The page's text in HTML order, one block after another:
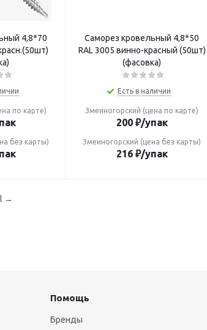
по карте)
без карты)
Саморез кровельный 4,8*50
RAL 3005 винно-красный (50шт)
(фасовка)
Есть в наличии
Змеиногорский (цена по карте)
200₽/упак
Змеиногорский (цена без карты)
216₽/упак
→
Помощь
Бренды